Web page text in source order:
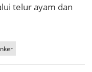
telur ayam dan